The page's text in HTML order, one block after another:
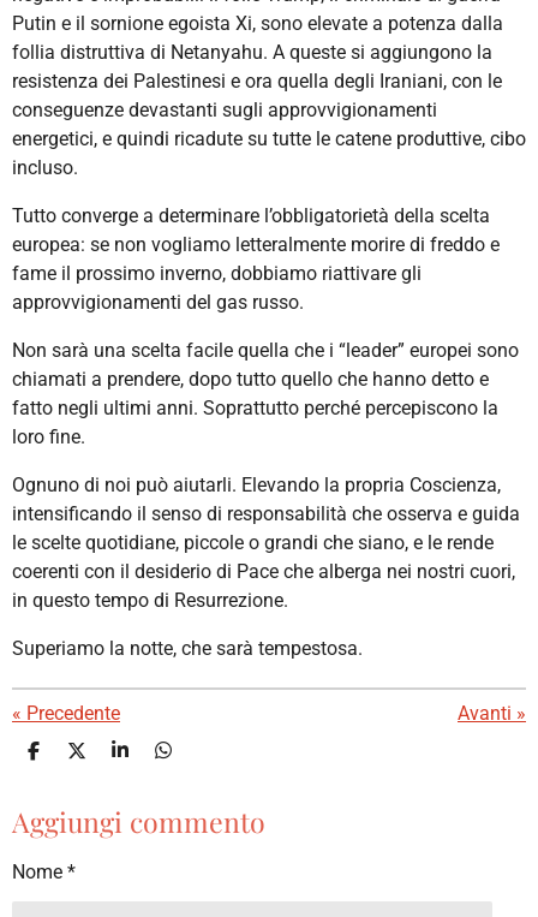
Putin e il sornione egoista Xi, sono elevate a potenza dalla
follia distruttiva di Netanyahu. A queste si aggiungono la
resistenza dei Palestinesi e ora quella degli Iraniani, con le
conseguenze devastanti sugli approvvigionamenti
energetici, e quindi ricadute su tutte le catene produttive, cibo
incluso.
Tutto converge a determinare l’obbligatorietà della scelta
europea: se non vogliamo letteralmente morire di freddo e
fame il prossimo inverno, dobbiamo riattivare gli
approvvigionamenti del gas russo.
Non sarà una scelta facile quella che i “leader” europei sono
chiamati a prendere, dopo tutto quello che hanno detto e
fatto negli ultimi anni. Soprattutto perché percepiscono la
loro fine.
Ognuno di noi può aiutarli. Elevando la propria Coscienza,
intensificando il senso di responsabilità che osserva e guida
le scelte quotidiane, piccole o grandi che siano, e le rende
coerenti con il desiderio di Pace che alberga nei nostri cuori,
in questo tempo di Resurrezione.
Superiamo la notte, che sarà tempestosa.
« Precedente Avanti »
C
d
i
i
C
d
i
i
C
d
i
C
d
i
Aggiungi commento
Nome *